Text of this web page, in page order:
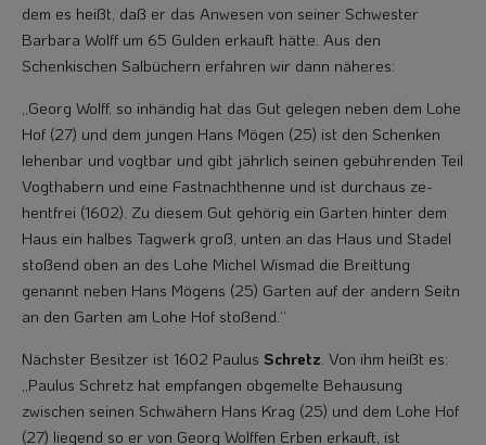
dem es heißt, daß er das Anwesen von seiner Schwester
Barbara Wolff um 65 Gulden erkauft hätte. Aus den
Schenkischen Salbüchern erfahren wir dann näheres:
„Georg Wolff, so inhändig hat das Gut gelegen neben dem Lohe
Hof (27) und dem jungen Hans Mögen (25) ist den Schenken
lehenbar und vogtbar und gibt jährlich seinen gebührenden Teil
Vogthabern und eine Fastnachthenne und ist durchaus ze­
hentfrei (1602). Zu diesem Gut gehörig ein Garten hinter dem
Haus ein halbes Tagwerk groß, unten an das Haus und Stadel
stoßend oben an des Lohe Michel Wismad die Breittung
genannt neben Hans Mögens (25) Garten auf der andern Seitn
an den Garten am Lohe Hof stoßend.“
Nächster Besitzer ist 1602 Paulus Schretz. Von ihm heißt es:
„Paulus Schretz hat empfangen obgemelte Behausung
zwischen seinen Schwähern Hans Krag (25) und dem Lohe Hof
(27) liegend so er von Georg Wolffen Erben erkauft, ist